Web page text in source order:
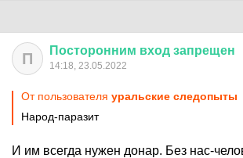
П Посторонним вход запрещен
14:18, 23.05.2022
От пользователя уральские следопыты
Народ-паразит
И им всегда нужен донар. Без нас-